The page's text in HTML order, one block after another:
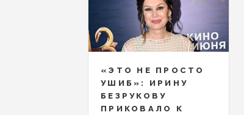
«ЭТО НЕ ПРОСТО
УШИБ»: ИРИНУ
БЕЗРУКОВУ
ПРИКОВАЛО К